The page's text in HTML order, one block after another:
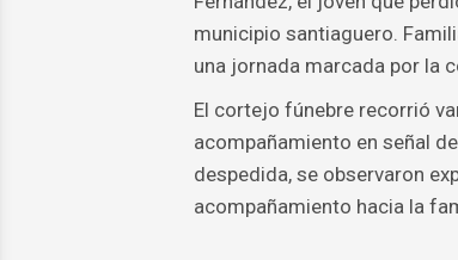
municipio santiaguero.
una jornada marcada por la
El cortejo fúnebre recorrió
acompañamiento en señal
despedida, se observaron
acompañamiento hacia la